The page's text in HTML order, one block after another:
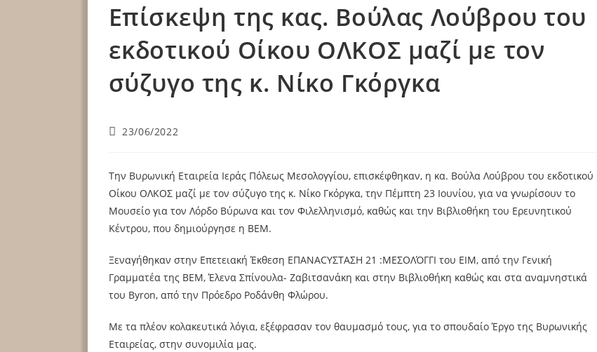
Επίσκεψη της κας. Βούλας Λούβρου του
εκδοτικού Οίκου ΟΛΚΟΣ μαζί με τον
σύζυγο της κ. Νίκο Γκόργκα
23/06/2022
Την Βυρωνική Εταιρεία Ιεράς Πόλεως Μεσολογγίου, επισκέφθηκαν, η κα. Βούλα Λούβρου του εκδοτικού
Οίκου ΟΛΚΟΣ μαζί με τον σύζυγο της κ. Νίκο Γκόργκα, την Πέμπτη 23 Ιουνίου, για να γνωρίσουν το
Μουσείο για τον Λόρδο Βύρωνα και τον Φιλελληνισμό, καθώς και την Βιβλιοθήκη του Ερευνητικού
Κέντρου, που δημιούργησε η ΒΕΜ.
Ξεναγήθηκαν στην Επετειακή Έκθεση ΕΠΑΝΑCYΣΤΑΣΗ 21 :ΜΕΣΟΛΌΓΓΙ του ΕΙΜ, από την Γενική
Γραμματέα της ΒΕΜ, Έλενα Σπίνουλα- Ζαβιτσανάκη και στην Βιβλιοθήκη καθώς και στα αναμνηστικά
του Byron, από την Πρόεδρο Ροδάνθη Φλώρου.
Με τα πλέον κολακευτικά λόγια, εξέφρασαν τον θαυμασμό τους, για το σπουδαίο Έργο της Βυρωνικής
Εταιρείας, στην συνομιλία μας.